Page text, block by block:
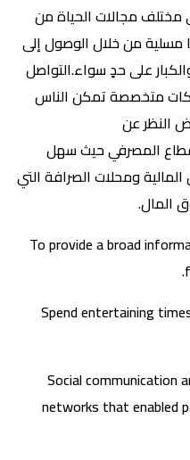
مجالات الحياة من
مسلية من خلال الوصول إلى
على حدٍ سواء.التواصل
متخصصة تمكن الناس
النظر عن
المصرفي حيث سهل
ومحلات الصرافة التي
المال.
To provide a broad
Spend entertaining
Social communication
networks that enabled